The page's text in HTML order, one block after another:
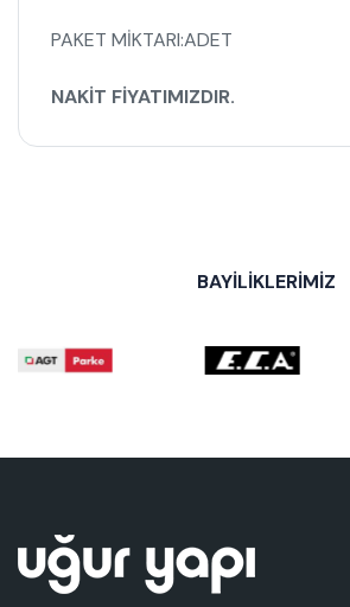
PAKET MİKTARI:ADET
NAKİT FİYATIMIZDIR.
BAYİLİKLERİMİZ